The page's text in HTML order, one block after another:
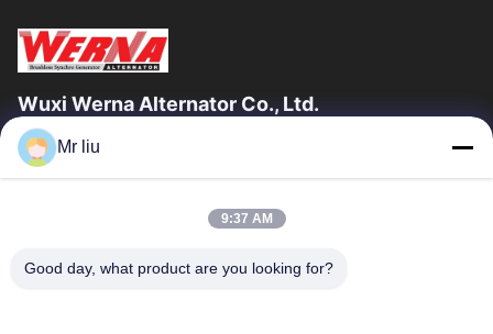
Wuxi Werna Alternator Co., Ltd.
Hızlı Bağlantılar
Bizim Hakkımızda
Fabrika Turu
Kalite Kontrolü
Mr liu
9:37 AM
Good day, what product are you looking for?